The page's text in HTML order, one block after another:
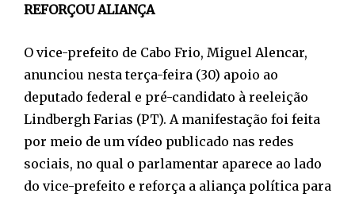
REFORÇOU ALIANÇA
O vice-prefeito de Cabo Frio, Miguel Alencar,
anunciou nesta terça-feira (30) apoio ao
deputado federal e pré-candidato à reeleição
Lindbergh Farias (PT). A manifestação foi feita
por meio de um vídeo publicado nas redes
sociais, no qual o parlamentar aparece ao lado
do vice-prefeito e reforça a aliança política para